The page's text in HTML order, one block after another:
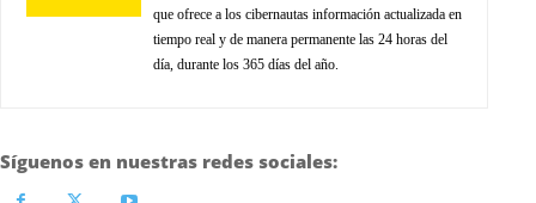
que ofrece a los cibernautas información actualizada en
tiempo real y de manera permanente las 24 horas del
día, durante los 365 días del año.
Síguenos en nuestras redes sociales: